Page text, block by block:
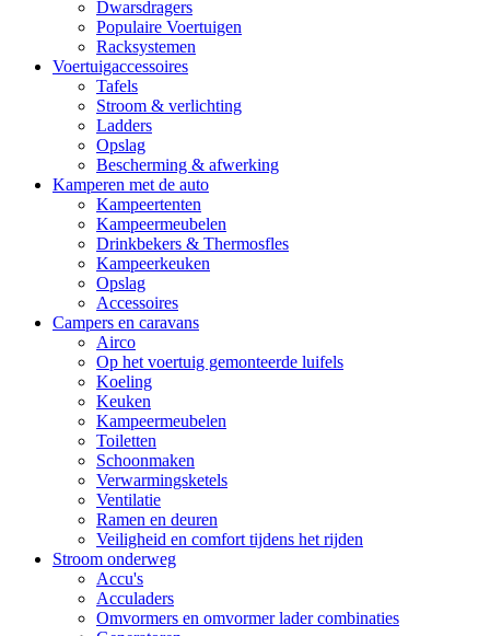
Dwarsdragers
Populaire Voertuigen
Racksystemen
Voertuigaccessoires
Tafels
Stroom & verlichting
Ladders
Opslag
Bescherming & afwerking
Kamperen met de auto
Kampeertenten
Kampeermeubelen
Drinkbekers & Thermosfles
Kampeerkeuken
Opslag
Accessoires
Campers en caravans
Airco
Op het voertuig gemonteerde luifels
Koeling
Keuken
Kampeermeubelen
Toiletten
Schoonmaken
Verwarmingsketels
Ventilatie
Ramen en deuren
Veiligheid en comfort tijdens het rijden
Stroom onderweg
Accu's
Acculaders
Omvormers en omvormer lader combinaties